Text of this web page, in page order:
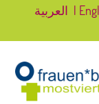
العربية |